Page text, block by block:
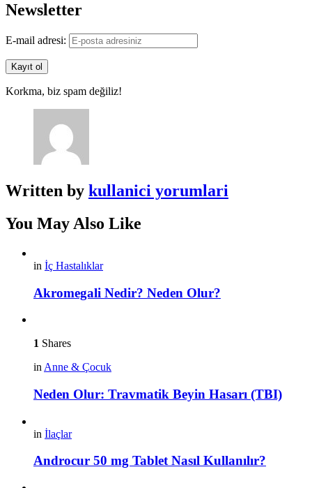
Newsletter
E-mail adresi:
Korkma, biz spam değiliz!
Written by kullanici yorumlari
You May Also Like
in İç Hastalıklar
Akromegali Nedir? Neden Olur?
1 Shares
in Anne & Çocuk
Neden Olur: Travmatik Beyin Hasarı (TBI)
in İlaçlar
Androcur 50 mg Tablet Nasıl Kullanılır?